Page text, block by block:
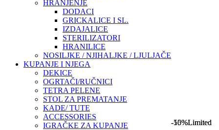
-15%Limited
-50%Limited
HRANJENJE
DODACI
GRICKALICE I SL.
IZDAJALICE
STERILIZATORI
HRANILICE
NOSILJKE / NJIHALJKE / LJULJAČE
KUPANJE I NJEGA
DEKICE
OGRTAČI/RUČNICI
TETRA PELENE
STOL ZA PREMATANJE
KADE/ TUTE
ACCESSORIES
IGRAČKE ZA KUPANJE